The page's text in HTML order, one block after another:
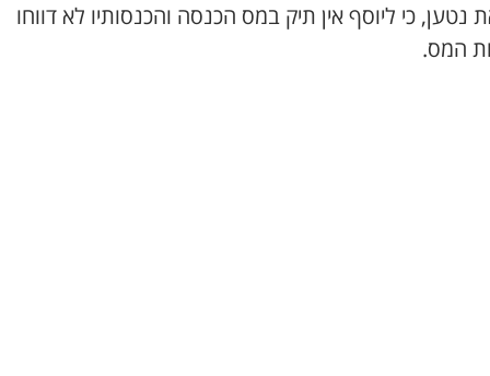
נטען, כי ליוסף אין תיק במס הכנסה והכנסותיו לא דווחו
המס.